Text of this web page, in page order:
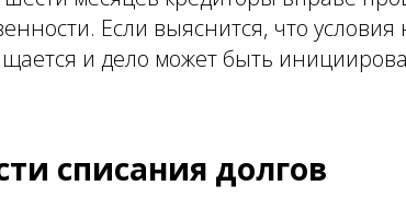
Если выяснится, что условия
и дело может быть
списания долгов